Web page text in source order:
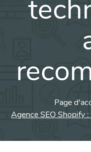
Page
Agence SEO Shopify